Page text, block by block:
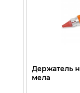
Держатель
мела